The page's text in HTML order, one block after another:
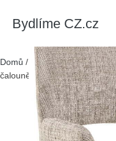
Bydlíme CZ.cz
Domů / Produkty/> Nábytek
čalouněné jídelní křeslo s